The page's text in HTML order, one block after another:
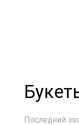
Последний